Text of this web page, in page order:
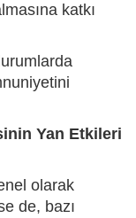
katkı
Yan Etkileri
olarak
de, bazı